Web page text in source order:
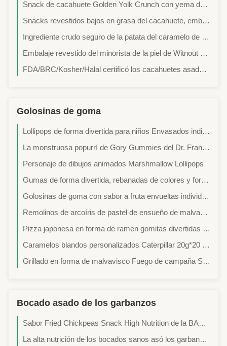
Snack de cacahuete Golden Yolk Crunch con yema de huevo salada y sabor picante en embalaje OEM personalizado
Snacks revestidos bajos en grasa del cacahuete, embalaje a granel de los cacahuetes revestidos crujientes del azúcar
Ingrediente crudo seguro de la patata del caramelo de los cacahuetes del gusto especial revestido púrpura de la comida
Embalaje revestido del minorista de la piel de Witnout del bocado del cacahuete del sabor delicioso curruscante de los chiles de Freid
FDA/BRC/Kosher/Halal certificó los cacahuetes asados coloridos NON-GMO curruscantes y los bocados crujientes
Golosinas de goma
Lollipops de forma divertida para niños Envasados individualmente Favoritos de bocadillos de fiesta
La monstruosa popurrí de Gory Gummies del Dr. Franken-Sweet
Personaje de dibujos animados Marshmallow Lollipops
Gumas de forma divertida, rebanadas de colores y formas creativas
Golosinas de goma con sabor a fruta envueltas individualmente con formas gigantes y novedosas
Remolinos de arcoíris de pastel de ensueño de malvavisco – Extra masticable, súper esponjoso y 100% felicidad de subidón de azúcar
Pizza japonesa en forma de ramen gomitas divertidas bento dulces vegano gelatina gratis fiesta de niños
Caramelos blandos personalizados Caterpillar 20g*20 piezas Tamaño del paquete Snacks de frutas de gomitas saludables para niños
Grillado en forma de malvavisco Fuego de campaña S'mores Sabor de vainilla Gelatina Festa gratis
Bocado asado de los garbanzos
Sabor Fried Chickpeas Snack High Nutrition de la BARBACOA sano
La alta nutrición de los bocados sanos asó los garbanzos salados/el bocado secado crujiente del sabor de la pimienta negra